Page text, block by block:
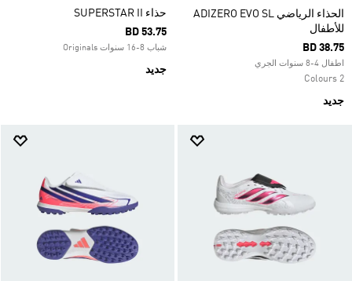
الحذاء الرياضي ADIZERO EVO SL
للأطفال
BD 38.75
اطفال 4-8 سنوات الجري
2 Colours
جديد
حذاء SUPERSTAR II
BD 53.75
شباب 8-16 سنوات Originals
جديد